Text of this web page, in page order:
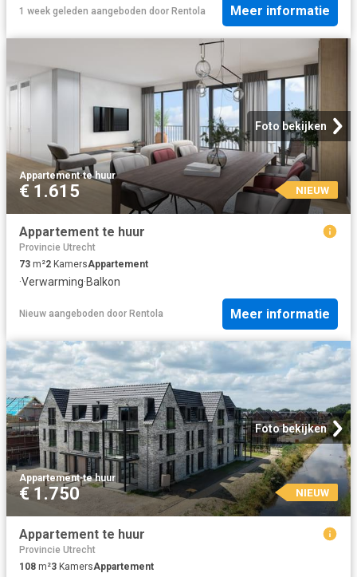
1 week geleden aangeboden door Rentola Meer informatie
Foto bekijken
Appartement·te huur
€ 1.615 NIEUW
Appartement te huur
Provincie Utrecht
73 m²2 KamersAppartement
·Verwarming·Balkon
Nieuw aangeboden door Rentola Meer informatie
Foto bekijken
Appartement·te huur
€ 1.750 NIEUW
Appartement te huur
Provincie Utrecht
108 m²3 KamersAppartement